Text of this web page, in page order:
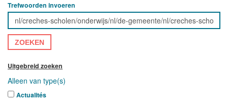
Trefwoorden invoeren
ZOEKEN
Uitgebreid zoeken
Alleen van type(s)
Actualités